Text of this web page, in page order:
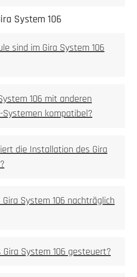
über die DoorBird App
System 106
sind im Gira System 106
106 mit anderen
Systemen kompatibel?
die Installation des Gira
System 106 nachträglich
System 106 gesteuert?